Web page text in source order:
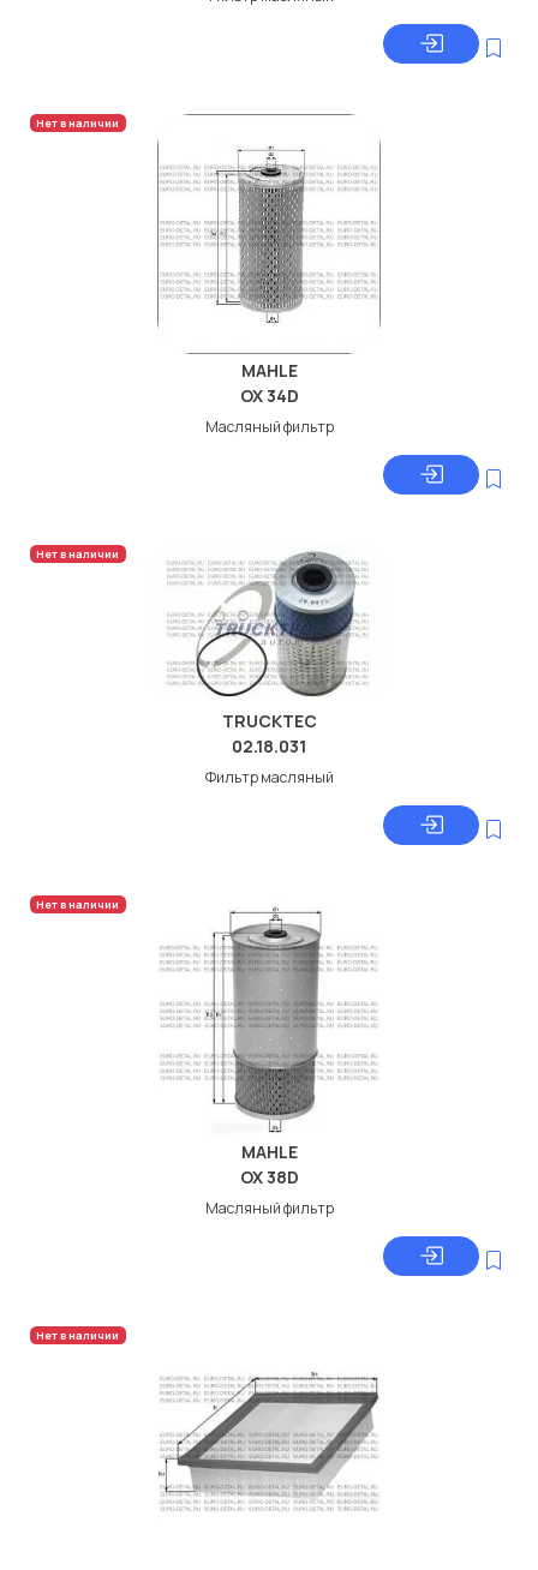
Нет в наличии
MAHLE
OX 34D
Масляный фильтр
Нет в наличии
TRUCKTEC
02.18.031
Фильтр масляный
Нет в наличии
MAHLE
OX 38D
Масляный фильтр
Нет в наличии